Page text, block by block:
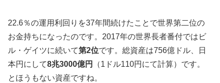
22.6％の運用利回りを37年間続けたことで世界第二位の
お金持ちになったのです。2017年の世界長者番付ではビ
ル・ゲイツに続いて第2位です。総資産は756億ドル、日
本円にして8兆3000億円
（1ドル110円にて計算）です。
とほうもない資産ですね。